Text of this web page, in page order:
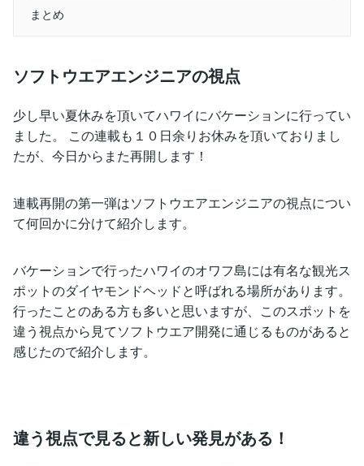
まとめ
ソフトウエアエンジニアの視点
少し早い夏休みを頂いてハワイにバケーションに行ってい
ました。 この連載も１０日余りお休みを頂いておりまし
たが、今日からまた再開します！
連載再開の第一弾はソフトウエアエンジニアの視点につい
て何回かに分けて紹介します。
バケーションで行ったハワイのオワフ島には有名な観光ス
ポットのダイヤモンドヘッドと呼ばれる場所があります。
行ったことのある方も多いと思いますが、このスポットを
違う視点から見てソフトウエア開発に通じるものがあると
感じたので紹介します。
違う視点で見ると新しい発見がある！